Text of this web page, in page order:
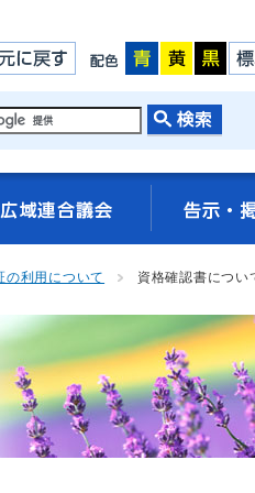
の利用について 資格確認書につい